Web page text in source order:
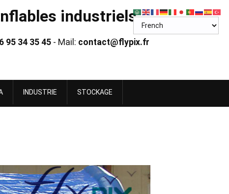
industriels
95 34 35 45 - Mail: contact@flypix.fr
INDUSTRIE STOCKAGE